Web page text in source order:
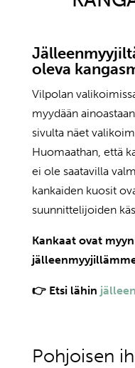
oleva
Vilpolan
myydään
sivulta näet
Huomaathan, että
ei ole saatavilla
kankaiden kuosit
suunnittelijoiden
Kankaat ovat
👉 Etsi lähin
Pohjoisen